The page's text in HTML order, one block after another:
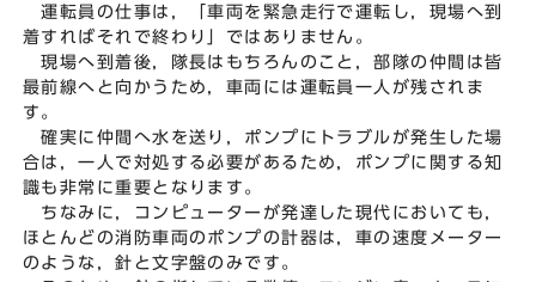
運転員の仕事は，「車両を緊急走行で運転し，現場へ到
着すればそれで終わり」ではありません。
現場へ到着後，隊長はもちろんのこと，部隊の仲間は皆
最前線へと向かうため，車両には運転員一人が残されま
す。
確実に仲間へ水を送り，ポンプにトラブルが発生した場
合は，一人で対処する必要があるため，ポンプに関する知
識も非常に重要となります。
ちなみに，コンピューターが発達した現代においても，
ほとんどの消防車両のポンプの計器は，車の速度メーター
のような，針と文字盤のみです。